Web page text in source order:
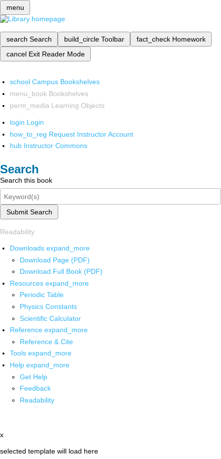
menu
search Search build_circle Toolbar fact_check Homework
cancel Exit Reader Mode
school Campus Bookshelves
menu_book Bookshelves
perm_media Learning Objects
login Login
how_to_reg Request Instructor Account
hub Instructor Commons
Search
Search this book
Submit Search
Readability
Downloads expand_more
Download Page (PDF)
Download Full Book (PDF)
Resources expand_more
Periodic Table
Physics Constants
Scientific Calculator
Reference expand_more
Reference & Cite
Tools expand_more
Help expand_more
Get Help
Feedback
Readability
x
selected template will load here